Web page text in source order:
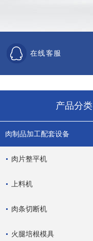
在线客服
产品分类
肉制品加工配套设备
肉片整平机
上料机
肉条切断机
火腿培根模具